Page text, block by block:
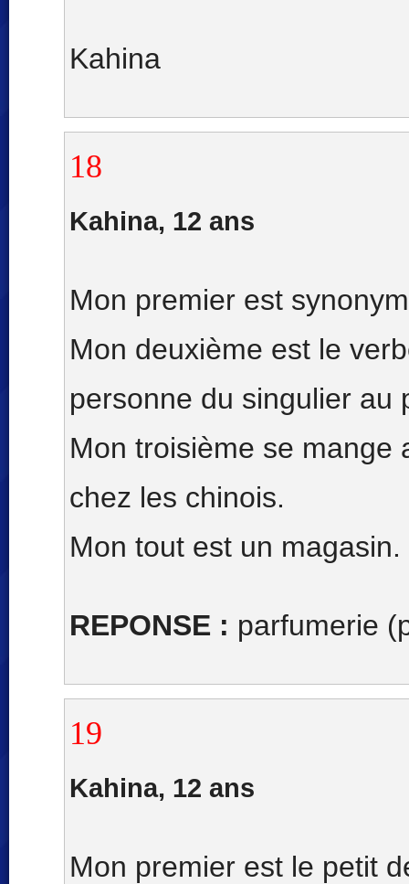
Kahina
18
Kahina, 12 ans
Mon premier est
Mon deuxième est le
personne du singulier au
Mon troisième se mange
chez les chinois.
Mon tout est un magasin.
REPONSE : parfumerie
19
Kahina, 12 ans
Mon premier est le petit